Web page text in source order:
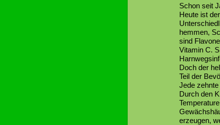
Schon seit
Heute ist
hemmen,
sind
Vitamin C.
Doch der
Teil der
Jede
Durch den
erzeugen,